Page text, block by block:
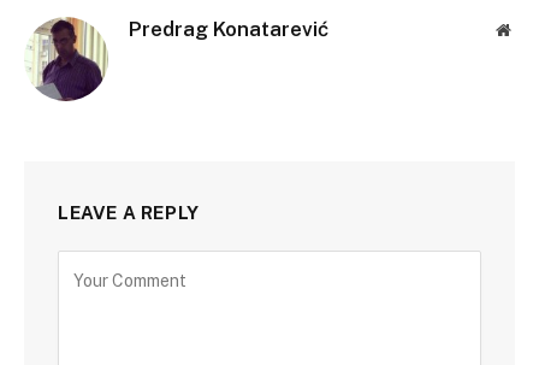
Predrag Konatarević
LEAVE A REPLY